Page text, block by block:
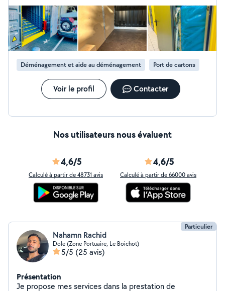
presque duré toute la journée, il a su être agréable avec son
jeune collègue ! Merci encore à vous ! Je recommande et
n'hésiterai pas à le rappeler pour un déménagement ou autre. :)
Déménagement et aide au déménagement Port de cartons
Voir le profil Contacter
Nos utilisateurs nous évaluent
4,6/5
Calculé à partir de 48731 avis
4,6/5
Calculé à partir de 66000 avis
Particulier
Nahamn Rachid
Dole (Zone Portuaire, Le Boichot)
5/5 (25 avis)
Présentation
Je propose mes services dans la prestation de